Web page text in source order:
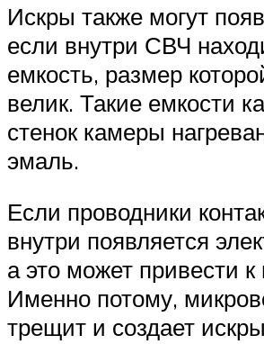
Искры также могут
если внутри СВЧ
емкость, размер
велик. Такие емкости
стенок камеры
эмаль.
Если проводники
внутри появляется
а это может привести к
Именно потому,
трещит и создает